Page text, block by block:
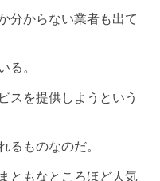
分からない業者も出て
る。
スを提供しようという
るものなのだ。
ともなところほど人気